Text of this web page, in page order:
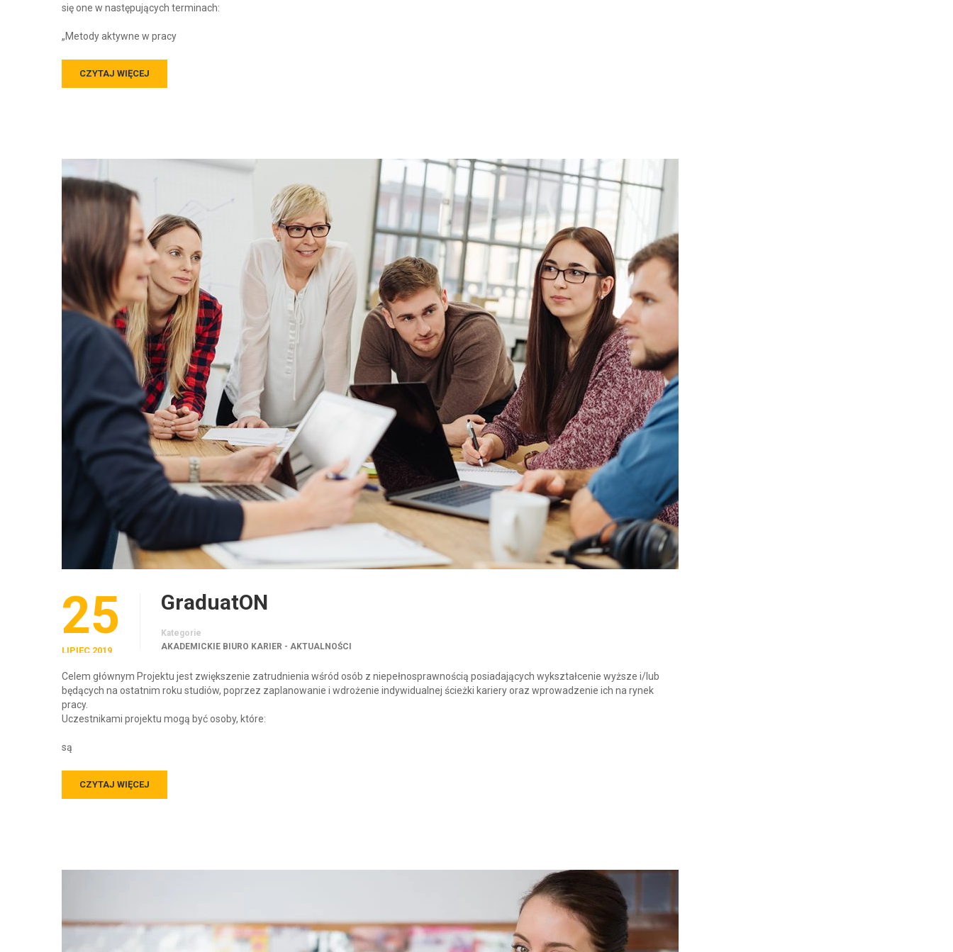
się one w następujących terminach:
„Metody aktywne w pracy
CZYTAJ WIĘCEJ
25
LIPIEC 2019
GraduatON
Kategorie
AKADEMICKIE BIURO KARIER - AKTUALNOŚCI
Celem głównym Projektu jest zwiększenie zatrudnienia wśród osób z niepełnosprawnością posiadających wykształcenie wyższe i/lub
będących na ostatnim roku studiów, poprzez zaplanowanie i wdrożenie indywidualnej ścieżki kariery oraz wprowadzenie ich na rynek
pracy.
Uczestnikami projektu mogą być osoby, które:
są
CZYTAJ WIĘCEJ